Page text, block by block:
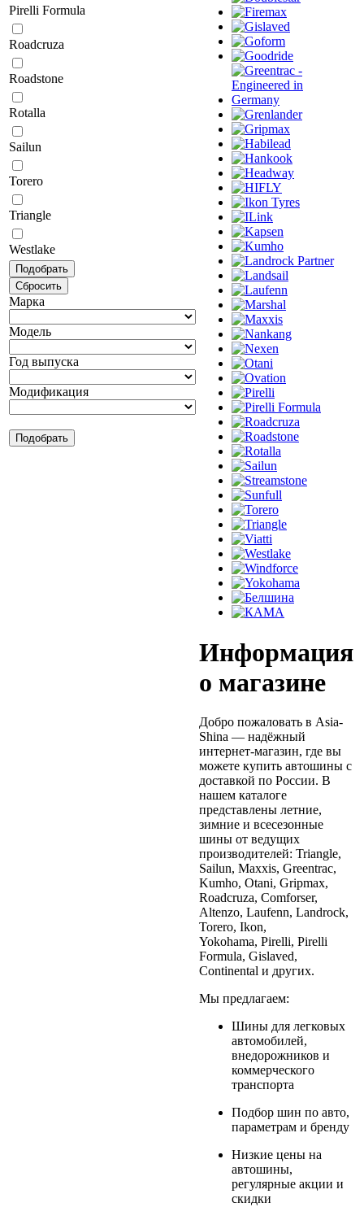
Pirelli Formula
Roadcruza
Roadstone
Rotalla
Sailun
Torero
Triangle
Westlake
Марка
Модель
Год выпуска
Модификация
Информация
о магазине
Добро пожаловать в Asia-
Shina — надёжный
интернет-магазин, где вы
можете купить автошины с
доставкой по России. В
нашем каталоге
представлены летние,
зимние и всесезонные
шины от ведущих
производителей: Triangle,
Sailun, Maxxis, Greentrac,
Kumho, Otani, Gripmax,
Roadcruza, Comforser,
Altenzo, Laufenn, Landrock,
Torero, Ikon,
Yokohama, Pirelli, Pirelli
Formula, Gislaved,
Continental и других.
Мы предлагаем:
Шины для легковых
автомобилей,
внедорожников и
коммерческого
транспорта
Подбор шин по авто,
параметрам и бренду
Низкие цены на
автошины,
регулярные акции и
скидки